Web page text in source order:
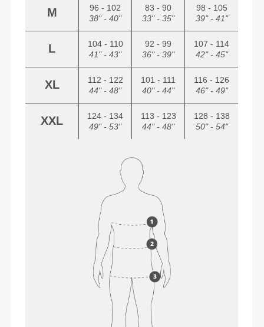
M
96 - 102
38" - 40"
83 - 90
33" - 35"
98 - 105
39" - 41"
L
104 - 110
41" - 43"
92 - 99
36" - 39"
107 - 114
42" - 45"
XL
112 - 122
44" - 48"
101 - 111
40" - 44"
116 - 126
46" - 49"
XXL
124 - 134
49" - 53"
113 - 123
44" - 48"
128 - 138
50" - 54"